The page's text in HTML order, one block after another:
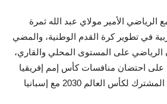
الأمير مولاي عبد الله ثمرة
في تطوير كرة القدم الوطنية، والمضي
على المستوى المحلي والقاري،
احتضان منافسات كأس إمم إفريقيا
2025، إلى جانب تنظيمه المشترك لكأس العالم 2030 مع إسبانيا